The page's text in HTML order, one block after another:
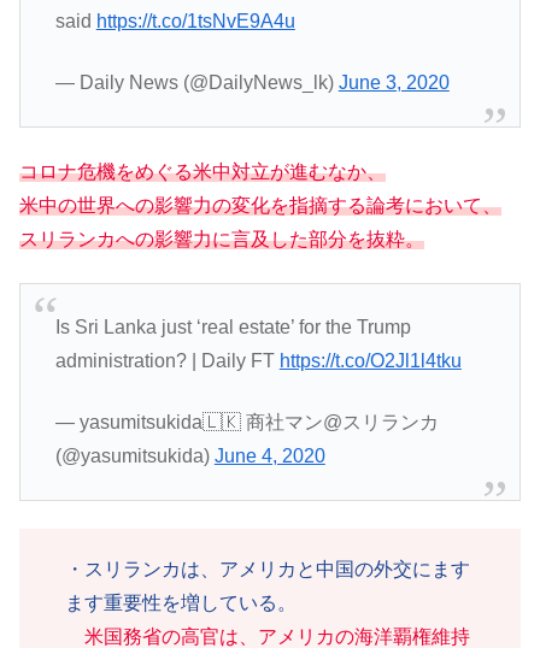
said https://t.co/1tsNvE9A4u
— Daily News (@DailyNews_lk) June 3, 2020
コロナ危機をめぐる米中対立が進むなか、
米中の世界への影響力の変化を指摘する論考において、
スリランカへの影響力に言及した部分を抜粋。
Is Sri Lanka just ‘real estate’ for the Trump
administration? | Daily FT https://t.co/O2Jl1l4tku
— yasumitsukida🇱🇰 商社マン@スリランカ
(@yasumitsukida) June 4, 2020
・スリランカは、アメリカと中国の外交にます
ます重要性を増している。
米国務省の高官は、アメリカの海洋覇権維持